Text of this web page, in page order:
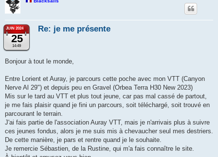
JUIN 2024
25
14:49
Re: je me présente
Bonjour à tout le monde,
Entre Lorient et Auray, je parcours cette poche avec mon VTT (Canyon
Nerve Al 29") et depuis peu en Gravel (Orbea Terra H30 New 2023)
Mis sur le tard au VTT et plus tout jeune, car pas mal cassé de partout,
je me fais plaisir quand je fini un parcours, soit téléchargé, soit trouvé en
parcourant le terrain.
J'ai fais partie de l'association Auray VTT, mais je n'arrivais plus à suivre
ces jeunes fondus, alors je me suis mis à chevaucher seul mes destriers.
De cette manière, je pars et rentre quand je le souhaite.
Je remercie Sébastien, de la Rustine, qui m'a fais connaître le site.